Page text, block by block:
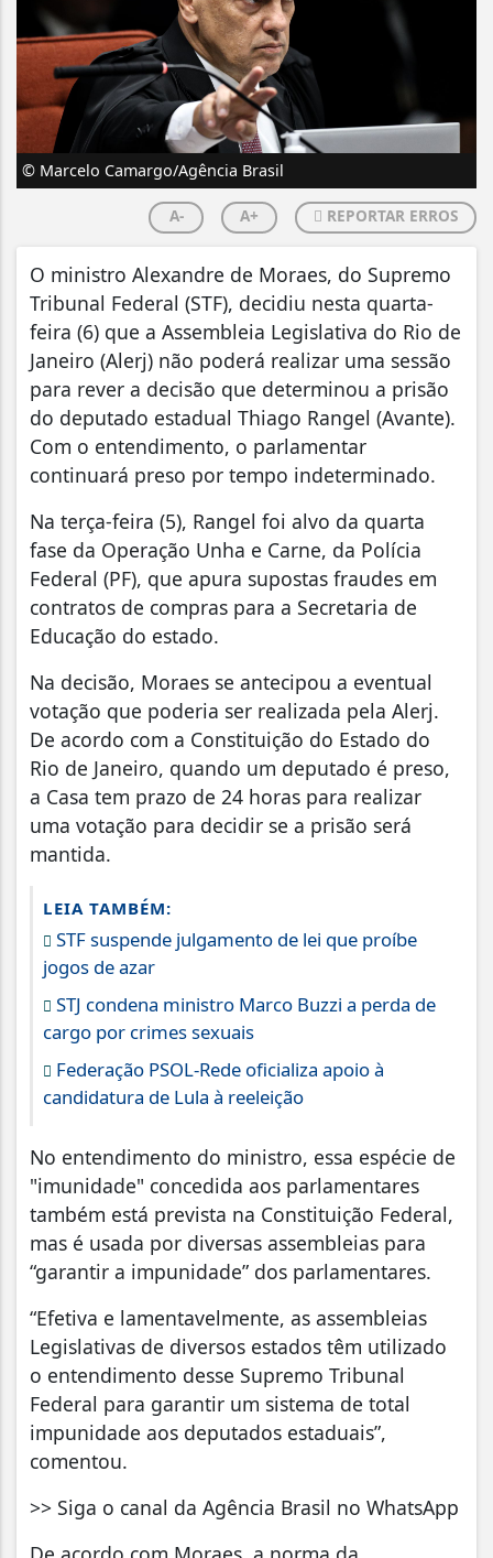
© Marcelo Camargo/Agência Brasil
A- A+ REPORTAR ERROS
O ministro Alexandre de Moraes, do Supremo
Tribunal Federal (STF), decidiu nesta quarta-
feira (6) que a Assembleia Legislativa do Rio de
Janeiro (Alerj) não poderá realizar uma sessão
para rever a decisão que determinou a prisão
do deputado estadual Thiago Rangel (Avante).
Com o entendimento, o parlamentar
continuará preso por tempo indeterminado.
Na terça-feira (5), Rangel foi alvo da quarta
fase da Operação Unha e Carne, da Polícia
Federal (PF), que apura supostas fraudes em
contratos de compras para a Secretaria de
Educação do estado.
Na decisão, Moraes se antecipou a eventual
votação que poderia ser realizada pela Alerj.
De acordo com a Constituição do Estado do
Rio de Janeiro, quando um deputado é preso,
a Casa tem prazo de 24 horas para realizar
uma votação para decidir se a prisão será
mantida.
LEIA TAMBÉM:
STF suspende julgamento de lei que proíbe
jogos de azar
STJ condena ministro Marco Buzzi a perda de
cargo por crimes sexuais
Federação PSOL-Rede oficializa apoio à
candidatura de Lula à reeleição
No entendimento do ministro, essa espécie de
"imunidade" concedida aos parlamentares
também está prevista na Constituição Federal,
mas é usada por diversas assembleias para
“garantir a impunidade” dos parlamentares.
“Efetiva e lamentavelmente, as assembleias
Legislativas de diversos estados têm utilizado
o entendimento desse Supremo Tribunal
Federal para garantir um sistema de total
impunidade aos deputados estaduais”,
comentou.
>> Siga o canal da Agência Brasil no WhatsApp